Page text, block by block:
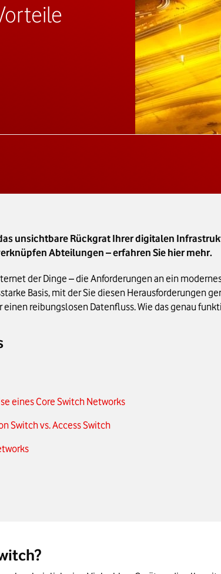
unsichtbare Rückgrat Ihrer digitalen
Abteilungen – erfahren Sie hier mehr.
der Dinge – die Anforderungen an ein
Basis, mit der Sie diesen Herausforderungen
einen reibungslosen Datenfluss. Wie das genau
eines Core Switch Networks
Switch vs. Access Switch
Switch Networks